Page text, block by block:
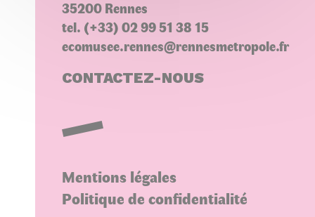
35200 Rennes
tel. (+33) 02 99 51 38 15
ecomusee.rennes@rennesmetropole.fr
CONTACTEZ-NOUS
Mentions légales
Politique de confidentialité